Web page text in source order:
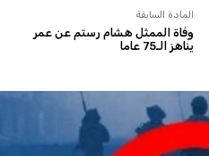
المادة السابقة
وفاة الممثل هشام رستم عن عمر
يناهز الـ75 عاما